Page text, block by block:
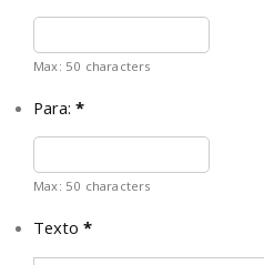
Max: 50 characters
Para: *
Max: 50 characters
Texto *